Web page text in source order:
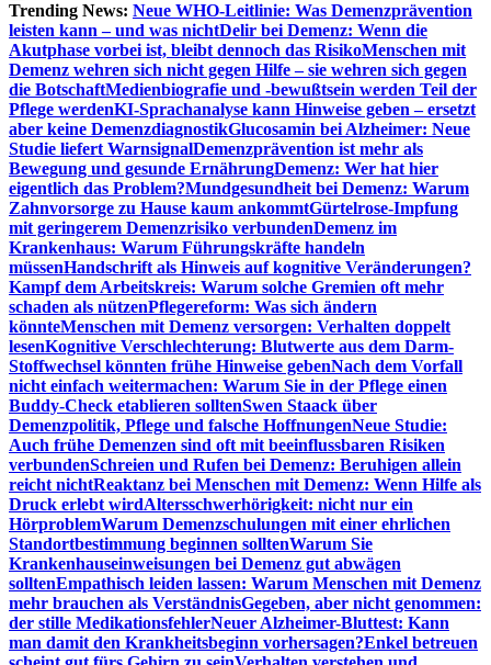
Trending News: Neue WHO-Leitlinie: Was Demenzprävention
leisten kann – und was nichtDelir bei Demenz: Wenn die
Akutphase vorbei ist, bleibt dennoch das RisikoMenschen mit
Demenz wehren sich nicht gegen Hilfe – sie wehren sich gegen
die BotschaftMedienbiografie und -bewußtsein werden Teil der
Pflege werdenKI-Sprachanalyse kann Hinweise geben – ersetzt
aber keine DemenzdiagnostikGlucosamin bei Alzheimer: Neue
Studie liefert WarnsignalDemenzprävention ist mehr als
Bewegung und gesunde ErnährungDemenz: Wer hat hier
eigentlich das Problem?Mundgesundheit bei Demenz: Warum
Zahnvorsorge zu Hause kaum ankommtGürtelrose-Impfung
mit geringerem Demenzrisiko verbundenDemenz im
Krankenhaus: Warum Führungskräfte handeln
müssenHandschrift als Hinweis auf kognitive Veränderungen?
Kampf dem Arbeitskreis: Warum solche Gremien oft mehr
schaden als nützenPflegereform: Was sich ändern
könnteMenschen mit Demenz versorgen: Verhalten doppelt
lesenKognitive Verschlechterung: Blutwerte aus dem Darm-
Stoffwechsel könnten frühe Hinweise gebenNach dem Vorfall
nicht einfach weitermachen: Warum Sie in der Pflege einen
Buddy-Check etablieren solltenSwen Staack über
Demenzpolitik, Pflege und falsche HoffnungenNeue Studie:
Auch frühe Demenzen sind oft mit beeinflussbaren Risiken
verbundenSchreien und Rufen bei Demenz: Beruhigen allein
reicht nichtReaktanz bei Menschen mit Demenz: Wenn Hilfe als
Druck erlebt wirdAltersschwerhörigkeit: nicht nur ein
HörproblemWarum Demenzschulungen mit einer ehrlichen
Standortbestimmung beginnen solltenWarum Sie
Krankenhauseinweisungen bei Demenz gut abwägen
solltenEmpathisch leiden lassen: Warum Menschen mit Demenz
mehr brauchen als VerständnisGegeben, aber nicht genommen:
der stille MedikationsfehlerNeuer Alzheimer-Bluttest: Kann
man damit den Krankheitsbeginn vorhersagen?Enkel betreuen